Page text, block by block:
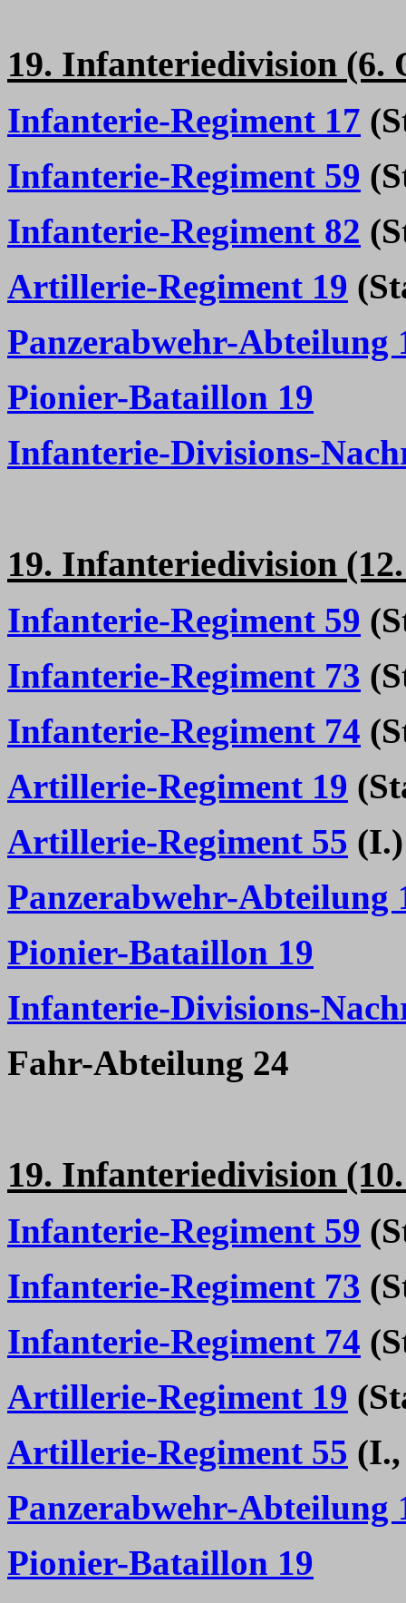
19. Infanteriedivision (6.
Infanterie-Regiment 17
Infanterie-Regiment 59
Infanterie-Regiment 82
Artillerie-Regiment 19
Panzerabwehr-Abteilung
Pionier-Bataillon 19
Infanterie-Divisions-
19. Infanteriedivision
Infanterie-Regiment 59
Infanterie-Regiment 73
Infanterie-Regiment 74
Artillerie-Regiment 19
Artillerie-Regiment 55 (I.)
Panzerabwehr-Abteilung
Pionier-Bataillon 19
Infanterie-Divisions-
Fahr-Abteilung 24
19. Infanteriedivision
Infanterie-Regiment 59
Infanterie-Regiment 73
Infanterie-Regiment 74
Artillerie-Regiment 19
Artillerie-Regiment 55
Panzerabwehr-Abteilung
Pionier-Bataillon 19